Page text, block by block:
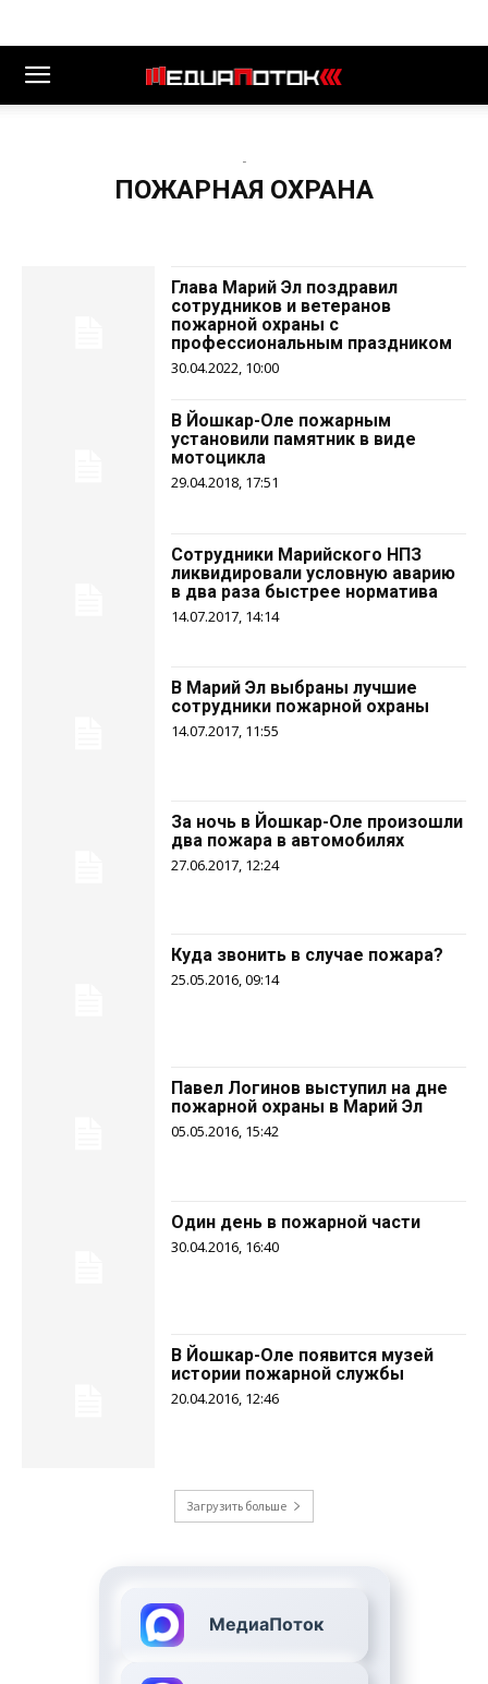
-
ПОЖАРНАЯ ОХРАНА
Глава Марий Эл поздравил
сотрудников и ветеранов
пожарной охраны с
профессиональным праздником
30.04.2022, 10:00
В Йошкар-Оле пожарным
установили памятник в виде
мотоцикла‍
29.04.2018, 17:51
Сотрудники Марийского НПЗ
ликвидировали условную аварию
в два раза быстрее норматива
14.07.2017, 14:14
В Марий Эл выбраны лучшие
сотрудники пожарной охраны
14.07.2017, 11:55
За ночь в Йошкар-Оле произошли
два пожара в автомобилях
27.06.2017, 12:24
Куда звонить в случае пожара?
25.05.2016, 09:14
Павел Логинов выступил на дне
пожарной охраны в Марий Эл
05.05.2016, 15:42
Один день в пожарной части
30.04.2016, 16:40
В Йошкар-Оле появится музей
истории пожарной службы
20.04.2016, 12:46
Загрузить больше
МедиаПоток